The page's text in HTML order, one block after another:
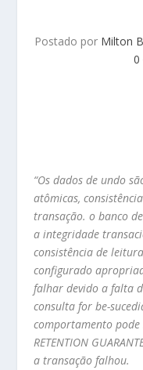
Postado por Milton
0
“Os dados de undo
atômicas,
transação. o banco
a integridade
consistência de
configurado
falhar devido a falta
consulta for be-
comportamento
RETENTION
a transação falhou.